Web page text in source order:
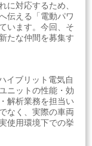
に対応するため、
伝える「電動パワ
います。今回、そ
たな仲間を募集す
イブリット電気自
ニットの性能・効
解析業務を担当い
なく、実際の車両
使用環境下での挙